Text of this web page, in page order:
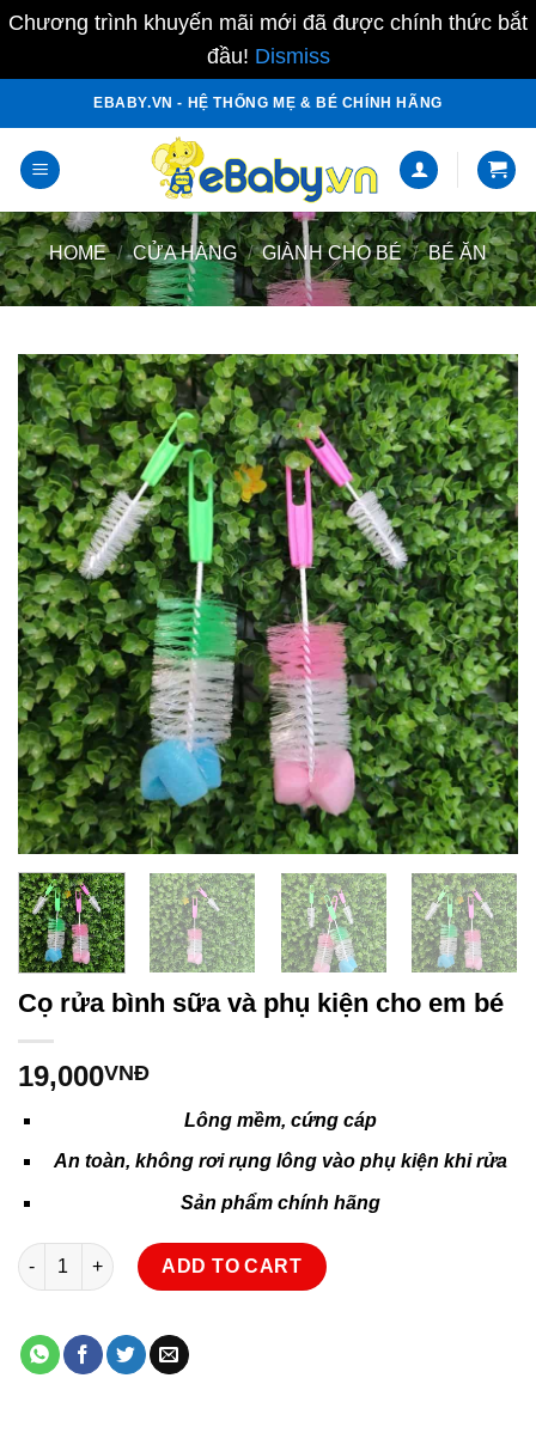
Chương trình khuyến mãi mới đã được chính thức bắt
đầu! Dismiss
content
EBABY.VN - HỆ THỐNG MẸ & BÉ CHÍNH HÃNG
HOME / CỬA HÀNG / GIÀNH CHO BÉ / BÉ ĂN
Cọ rửa bình sữa và phụ kiện cho em bé
19,000VNĐ
Lông mềm, cứng cáp
An toàn, không rơi rụng lông vào phụ kiện khi rửa
Sản phẩm chính hãng
Cọ rửa bình sữa và phụ kiện cho em bé quantity
ADD TO CART